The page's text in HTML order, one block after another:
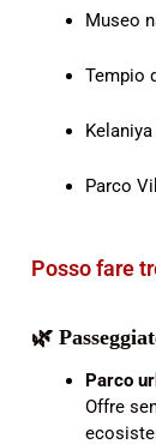
Museo
Tempio
Parco
Posso fare
🌿
Parco
Offre